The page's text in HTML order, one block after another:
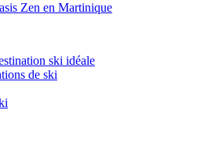
Zen en Martinique
ski idéale
de ski